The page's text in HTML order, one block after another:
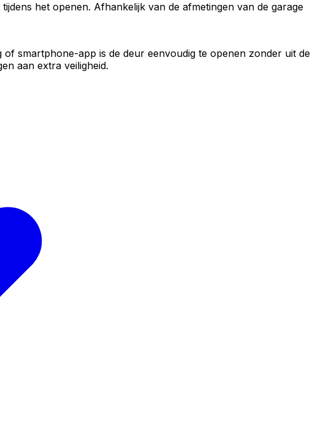
het openen. Afhankelijk van de afmetingen van de garage
of smartphone-app is de deur eenvoudig te openen zonder uit de
aan extra veiligheid.